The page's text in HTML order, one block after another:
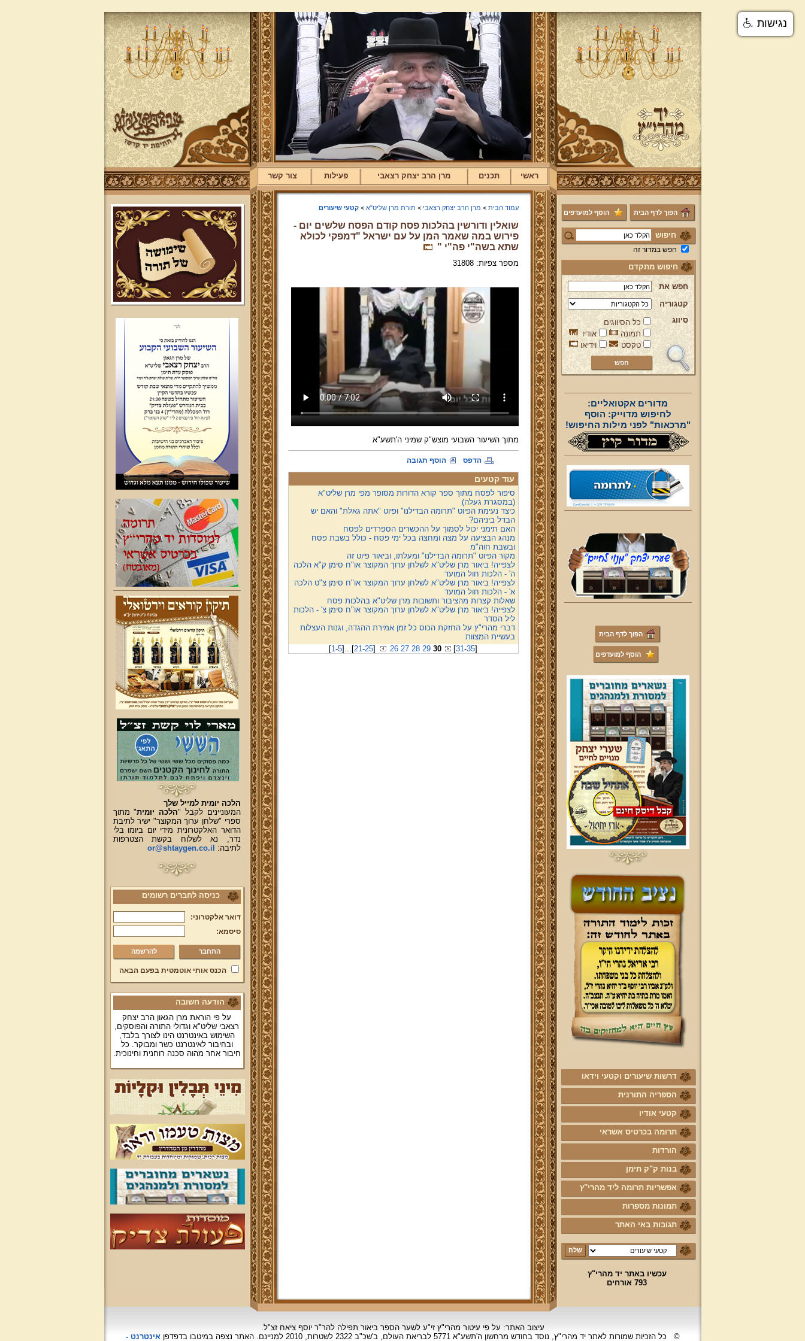
ראשי תכנים מרן הרב יצחק רצאבי פעילות צור קשר
הפוך לדף הבית הוסף למועדפים
חיפוש
חפש במדור זה
חיפוש מתקדם
חפש את
קטגוריה
סיווג
כל הסיווגים
תמונה
אודיו
טקסט
וידיאו
מדורים אקטואליים:
לחיפוש מדוייק: הוסף
"מרכאות" לפני מילות החיפוש!
הפוך לדף הבית
הוסף למועדפים
דרשות שיעורים וקטעי וידאו
הספריה התורנית
קטעי אודיו
תרומה בכרטיס אשראי
הורדות
בנות ק"ק תימן
אפשריות תרומה ליד מהרי"ץ
תמונות מספרות
תגובות באי האתר
עכשיו באתר יד מהרי"ץ
793 אורחים
עמוד הבית > מרן הרב יצחק רצאבי > תורת מרן שליט"א >קטעי שיעורים
שואלין ודורשין בהלכות פסח קודם הפסח שלשים יום -
פירוש במה שאמר המן על עם ישראל "דמפקי לכולא
שתא בשה"י פה"י "
מספר צפיות: 31808
מתוך השיעור השבועי מוצש"ק שמיני ה'תשע"א
הדפס הוסף תגובה
עוד קטעים
סיפור לפסח מתוך ספר קורא הדורות מסופר מפי מרן שליט"א
(במסגרת געלה)
כיצד נעימת הפיוט "תרומה הבדילנו" ופיוט "אתה גאלת" והאם יש
הבדל ביניהם?
האם תימני יכול לסמוך על ההכשרים הספרדים לפסח
מנהג הבציעה על מצה ומחצה בכל ימי פסח - כולל בשבת פסח
ובשבת חוה"מ
מקור הפיוט "תרומה הבדילנו" ומעלתו, וביאור פיוט זה
לצפייה! ביאור מרן שליט"א לשלחן ערוך המקוצר או"ח סימן ק"א הלכה
ה' - הלכות חול המועד
לצפייה! ביאור מרן שליט"א לשלחן ערוך המקוצר או"ח סימן צ"ט הלכה
א' - הלכות חול המועד
שאלות קצרות מהציבור ותשובות מרן שליט"א בהלכות פסח
לצפייה! ביאור מרן שליט"א לשלחן ערוך המקוצר או"ח סימן צ' - הלכות
ליל הסדר
דברי מהרי"ץ על החזקת הכוס כל זמן אמירת ההגדה, וגנות העצלות
בעשיית המצוות
[1-5] ... [21-25] 26 27 28 29 30 [31-35]
הלכה יומית למייל שלך
המעוניינים לקבל "הלכה יומית" מתוך
ספרי "שלחן ערוך המקוצר" ישיר לתיבת
הדואר האלקטרונית מידי יום ביומו בלי
נדר, נא לשלוח בקשת הצטרפות
לתיבה:
or@shtaygen.co.il
כניסה לחברים רשומים
דואר אלקטרוני:
סיסמא:
להרשמה
הכנס אותי אוטמטית בפעם הבאה
הודעה חשובה
על פי הוראת מרן הגאון הרב יצחק
רצאבי שליט"א וגדולי התורה והפוסקים,
השימוש באינטרנט הינו לצורך בלבד,
ובחיבור לאינטרנט כשר ומבוקר. כל
חיבור אחר מהוה סכנה רוחנית וחינוכית.
עיצוב האתר: על פי עיטור מהרי"ץ זי"ע לשער הספר ביאור תפילה להר"ר יוסף ציאח זצ"ל.
©
כל הזכיות שמורות לאתר יד מהרי"ץ, נוסד בחודש מרחשוןה'תשע"א 5771 לבריאת העולם, ב'שכ"ב 2322 לשטרות, 2010 למניינם. האתר נצפהבמיטבו בדפדפןאינטרנט -
נגישות